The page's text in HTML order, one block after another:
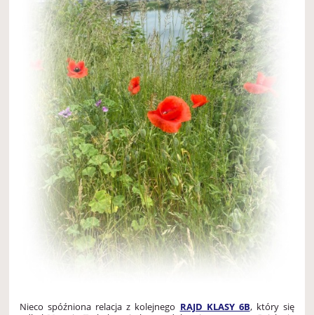
Nieco spóźniona relacja z kolejnego RAJD KLASY 6B, który się